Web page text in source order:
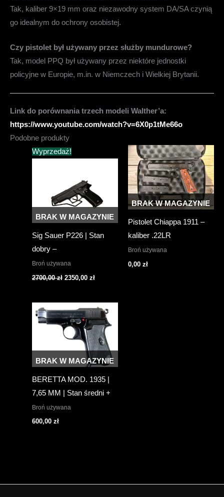
Tak, kaliber 9×19 mm oraz niezawodny system DA/SA czynią
go idealnym do ochrony osobistej.
Czy pistolet był używany przez służby mundurowe?
Tak, model PPQ był używany przez niektóre jednostki
policyjne w Europie, m.in. w Niemczech i Wielkiej Brytanii.
Link do porównania trzech modeli Walther’a:
https://www.youtube.com/watch?v=6X0p1tMe66o
Podobne produkty
Wyprzedaż!
BRAK W MAGAZYNIE
Sig Sauer P226 | Stan
dobry –
Broń używana
2700,00zł Pierwotna
2350,00 złAktualna
BRAK W MAGAZYNIE
Pistolet Chiappa 1911 –
kaliber .22LR
Broń używana
0,00 zł
BRAK W MAGAZYNIE
BERETTA MOD. 1935 |
7,65 MM | Stan średni +
Broń używana
600,00 zł